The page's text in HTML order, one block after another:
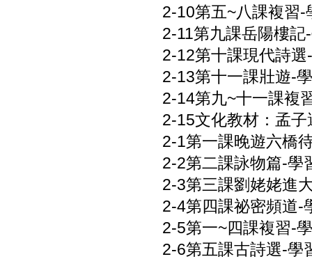
2-10第五~八課複習
2-11第九課岳陽樓
2-12第十課現代詩
2-13第十一課壯遊-
2-14第九~十一課複
2-15文化教材：孟
2-1第一課晚遊六橋
2-2第二課詠物篇-學
2-3第三課劉姥姥進
2-4第四課祕密頻道-
2-5第一~四課複習-
2-6第五課古詩選-學